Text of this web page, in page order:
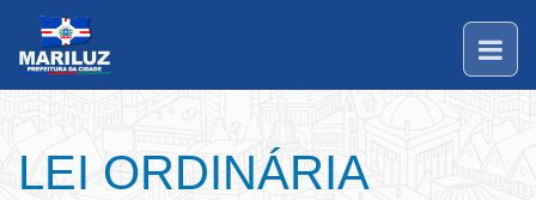
LEI ORDINÁRIA